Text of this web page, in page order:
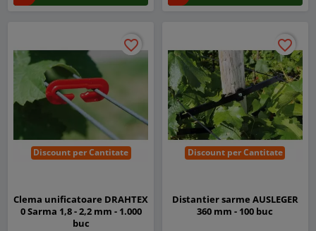
Discount per Cantitate
favorite_border
favorite_border
Clema unificatoare DRAHTEX
0 Sarma 1,8 - 2,2 mm - 1.000
buc
Discount per Cantitate
favorite_border
favorite_border
Distantier sarme AUSLEGER
360 mm - 100 buc